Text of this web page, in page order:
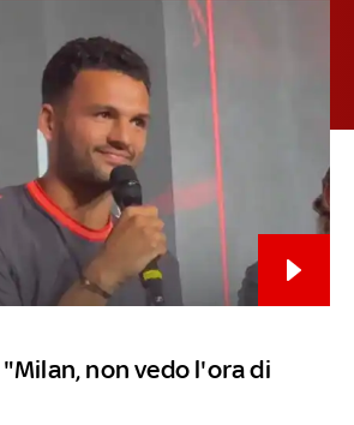
"Milan, non vedo l'ora di